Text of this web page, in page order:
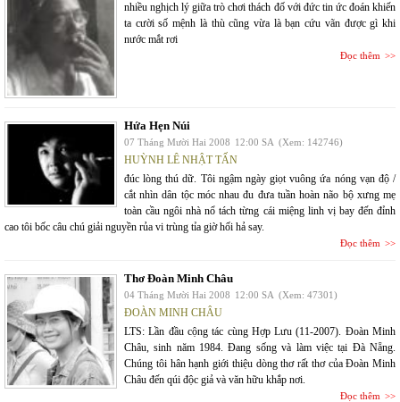
nhiều nghịch lý giữa trò chơi thách đố với đức tin ức đoán khiến
ta cười số mệnh là thù cũng vừa là bạn cứu vãn được gì khi
nước mắt rơi
Đọc thêm
Hứa Hẹn Núi
07 Tháng Mười Hai 2008 12:00 SA (Xem: 142746)
HUỲNH LÊ NHẬT TẤN
đúc lòng thú dữ. Tôi ngậm ngày giọt vuông ứa nóng vạn độ /
cắt nhìn dân tộc móc nhau đu đưa tuần hoàn não bộ xưng mẹ
toàn cầu ngôi nhà nổ tách từng cái miệng linh vị bay đến đỉnh
cao tôi bốc câu chú giải nguyền rủa vi trùng tỉa giờ hối hả say.
Đọc thêm
Thơ Đoàn Minh Châu
04 Tháng Mười Hai 2008 12:00 SA (Xem: 47301)
ĐOÀN MINH CHÂU
LTS: Lần đầu cộng tác cùng Hợp Lưu (11-2007). Đoàn Minh
Châu, sinh năm 1984. Đang sống và làm việc tại Đà Nẵng.
Chúng tôi hân hạnh giới thiệu dòng thơ rất thơ của Đoàn Minh
Châu đến qúi độc giả và văn hữu khắp nơi.
Đọc thêm